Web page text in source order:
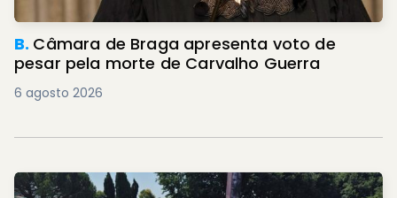
B. Câmara de Braga apresenta voto de
pesar pela morte de Carvalho Guerra
6 agosto 2026